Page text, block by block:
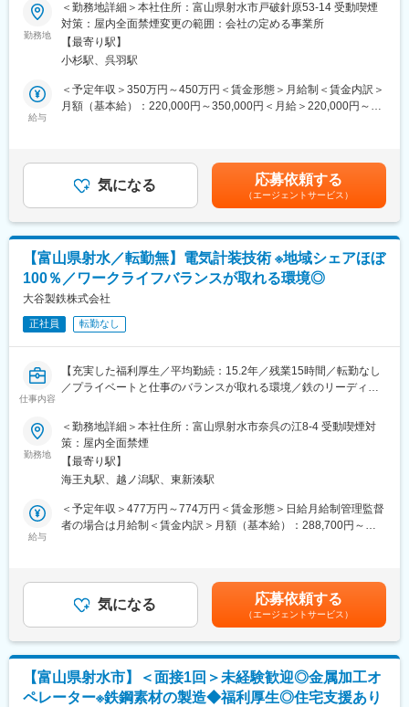
■配属部門：
開発部門に配属されます。現在、20代から50代まで幅広い年齢層
が活躍しています。チームワークを重視し、協力し合いながら業
務を進める体制が整っています。
■仕事内容：
・商品量産化の検討、実施
・ＶＡ／ＶＥ提案
た、有給消化率も高く、ワークライフバランスを保つことができ
ます。無料駐車場を完備しており、自動車・バイク・自転車通勤
が可能です。さらに、シャワールーム、休憩スペースも完備して
おり、快適に働ける環境が整っています。
■企業の特徴／魅力：
同社は創業70年以上の歴史を持ち、プラスチック製品の企画開
発、設計、製造を一貫して行っています。エンジニアリング・プ
ラスチック部品の生産・加工を中心に、高品質な製品を提供して
います。また、国内外に製作拠点を持ち、コストダウンや外観向
で長期的な就業が可能です。
ぜひ、同社であなたのスキルを活かし、共に成長していきましょ
う。ご応募をお待ちしております。
変更の範囲：会社の定める業務
勤務地
＜勤務地詳細＞本社住所：富山県射水市戸破針原53-14 受動喫煙
対策：屋内全面禁煙変更の範囲：会社の定める事業所
【最寄り駅】
小杉駅、呉羽駅
給与
＜予定年収＞350万円～450万円＜賃金形態＞月給制＜賃金内訳＞
月額（基本給）：220,000円～350,000円＜月給＞220,000円～
ます。（半年～1年ぐらい）賃金はあくまでも目安の金額であり、
選考を通じて上下する可能性があります。月給(月額)は固定手当を
含めた表記です。
気になる 応募依頼する
（エージェントサービス）
【富山県射水／転勤無】電気計装技術 ※地域シェアほぼ
100％／ワークライフバランスが取れる環境◎
大谷製鉄株式会社
正社員 転勤なし
仕事内容
【充実した福利厚生／平均勤続：15.2年／残業15時間／転勤なし
／プライベートと仕事のバランスが取れる環境／鉄のリーディン
■業務内容：
富山に本社を置き、鉄筋コンクリート用棒鋼「VCON」の製造及
び販売を行う当社にて製鉄工場内の計測、制御機器のメンテナン
ス担当として業務をお任せします。
＜具体的には＞
・各設備のソフト改造
・計装機器の保守、メンテナンス
・計装に関わる外注業者との折衝、工事管理など
■社風：
中途採用実績が多数あり、溶け込みやすい環境です。また、中途
勤務地
＜勤務地詳細＞本社住所：富山県射水市奈呉の江8-4 受動喫煙対
策：屋内全面禁煙
【最寄り駅】
海王丸駅、越ノ潟駅、東新湊駅
給与
＜予定年収＞477万円～774万円＜賃金形態＞日給月給制管理監督
者の場合は月給制＜賃金内訳＞月額（基本給）：288,700円～
当：・有り（残業時間に応じて全額支給、管理監督者の場合は対
象外）賃金はあくまでも目安の金額であり、選考を通じて上下す
る可能性があります。月給(月額)は固定手当を含めた表記です。
気になる 応募依頼する
（エージェントサービス）
【富山県射水市】＜面接1回＞未経験歓迎◎金属加工オ
ペレーター※鉄鋼素材の製造◆福利厚生◎住宅支援あり